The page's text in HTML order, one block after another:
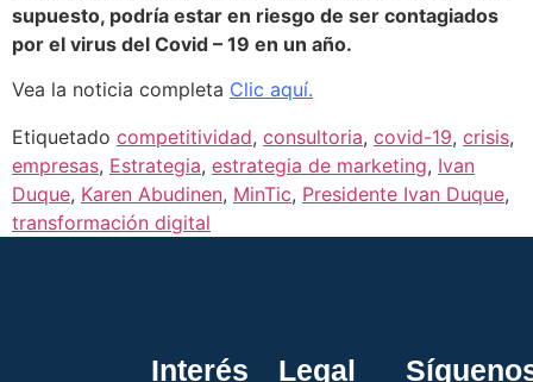
supuesto, podría estar en riesgo de ser contagiados
por el virus del Covid – 19 en un año.
Vea la noticia completa Clic aquí.
Etiquetado competitividad, consultoria, covid-19, crisis,
empresas, Estrategia, estrategia de marketing, Ivan
Duque, Karen Abudinen, MinTic, Presidente Ivan Duque,
transformación digital
Interés Legal